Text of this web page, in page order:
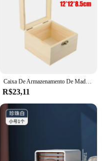
Caixa De Armazenamento De Madeira Retro, caixas De Armazenamento De Armadilha Quadrada, caixa De Presente Do Ofício, Caixa De Jóias, Desktop Em Casa, Decoração De Armazenamento De Garra
R$23,11